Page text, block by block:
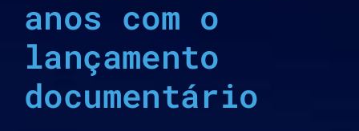
anos com o
lançamento
documentário